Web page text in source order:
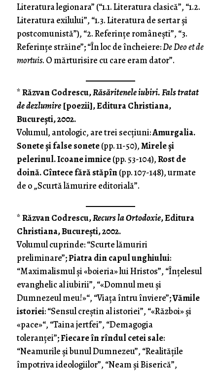
Literatura legionara” (“1.1. Literatura clasi­că”, “1.2.
Literatura exilului”, “1.3. Literatura de sertar şi
postcomunistă”), “2. Referinţe româ­neşti”, “3.
Referinţe străine”; “În loc de încheiere:De Deo et de
mortuis. O mărturisire cu care eram dator”.
*Răzvan Codrescu,Răsăritenele iubiri. Fals tratat
de dezlumire[poezii], Editura Christiana,
Bucureşti, 2002.
Volumul, antologic, are trei secţiuni:Amurgalia.
Sonete şi false sonete(pp. 11-50),Mirele şi
pelerinul. Icoane imnice(pp. 53-104),Rost de
doină. Cîntece fără stăpîn(pp. 107-148), urmate
de o „Scurtă lămurire editorială”.
*Răzvan Codrescu,Recurs la Ortodoxie, Editura
Christiana, Bucureşti, 2002.
Volumul cuprinde: “Scurte lă­muriri
preliminare”;Piatra din capul unghiului:
“Maximalismul şi «boieria» lui Hristos”, “Înţelesul
evanghelic al iubirii”, “«Domnul meu şi
Dumnezeul meu!»“, “Viaţa întru înviere”;Vămile
istoriei: “Sensul creştin al istoriei”, “«Război» şi
«pace»“, “Taina jertfei”, “Demagogia
toleranţei”;Fiecare în rîndul cetei sale:
“Neamurile şi bunul Dumnezeu”, “Realităţile
împotriva ideologiilor”, “Neam şi Biserică”,